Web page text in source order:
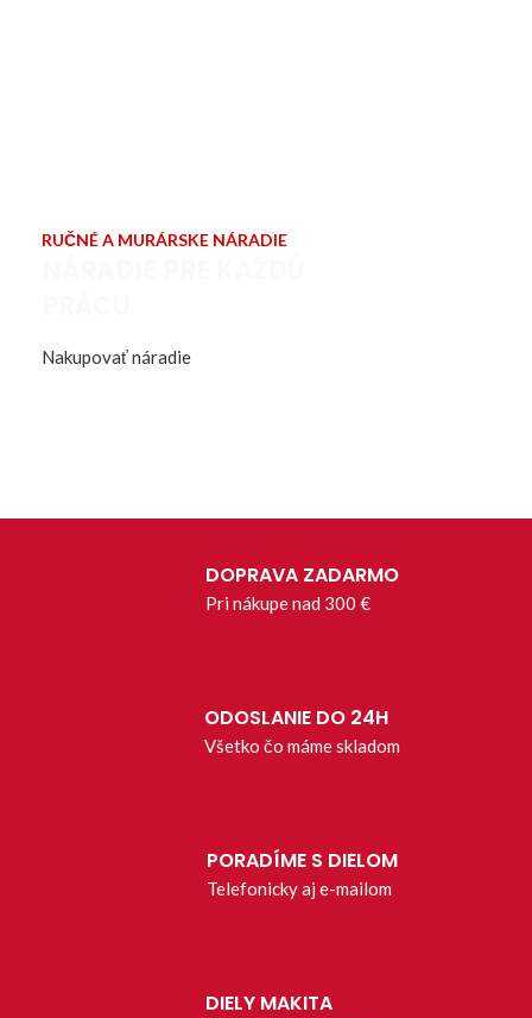
RUČNÉ A MURÁRSKE NÁRADIE
Nakupovať náradie
DOPRAVA ZADARMO
Pri nákupe nad 300 €
ODOSLANIE DO 24H
Všetko čo máme skladom
PORADÍME S DIELOM
Telefonicky aj e-mailom
DIELY MAKITA